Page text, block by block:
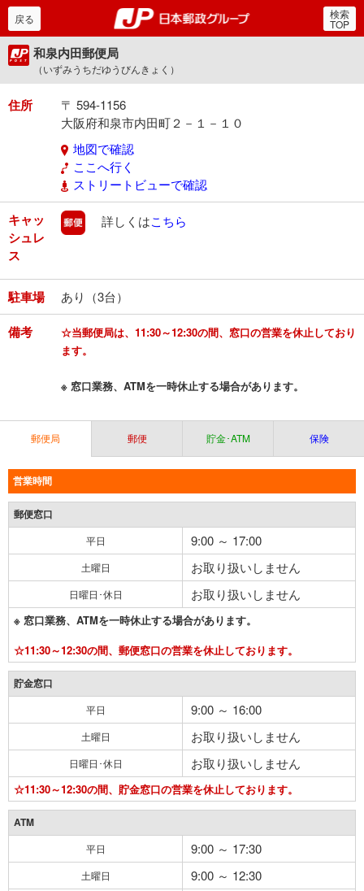
郵便局・日本郵政グルー
戻る 検索
TOP
和泉内田郵便局
（いずみうちだゆうびんきょく）
住所
〒 594-1156
大阪府和泉市内田町２－１－１０
地図で確認
ここへ行く
ストリートビューで確認
キャッ
シュレ
ス
郵便
詳しくはこちら
駐車場 あり（3台）
備考
☆当郵便局は、11:30～12:30の間、窓口の営業を休止しており
ます。
※ 窓口業務、ATMを一時休止する場合があります。
郵便局 郵便 貯金･ATM 保険
営業時間
郵便窓口
平日 9:00 ～ 17:00
土曜日 お取り扱いしません
日曜日･休日 お取り扱いしません
※ 窓口業務、ATMを一時休止する場合があります。
☆11:30～12:30の間、郵便窓口の営業を休止しております。
貯金窓口
平日 9:00 ～ 16:00
土曜日 お取り扱いしません
日曜日･休日 お取り扱いしません
☆11:30～12:30の間、貯金窓口の営業を休止しております。
ATM
平日 9:00 ～ 17:30
土曜日 9:00 ～ 12:30